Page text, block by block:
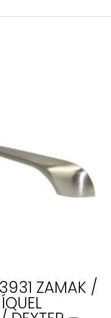
ZAMAK /